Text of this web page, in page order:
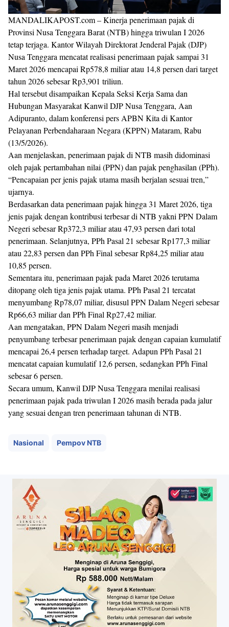
MANDALIKAPOST.com – Kinerja penerimaan pajak di
Provinsi Nusa Tenggara Barat (NTB) hingga triwulan I 2026
tetap terjaga. Kantor Wilayah Direktorat Jenderal Pajak (DJP)
Nusa Tenggara mencatat realisasi penerimaan pajak sampai 31
Maret 2026 mencapai Rp578,8 miliar atau 14,8 persen dari target
tahun 2026 sebesar Rp3,901 triliun.
Hal tersebut disampaikan Kepala Seksi Kerja Sama dan
Hubungan Masyarakat Kanwil DJP Nusa Tenggara, Aan
Adipuranto, dalam konferensi pers APBN Kita di Kantor
Pelayanan Perbendaharaan Negara (KPPN) Mataram, Rabu
(13/5/2026).
Aan menjelaskan, penerimaan pajak di NTB masih didominasi
oleh pajak pertambahan nilai (PPN) dan pajak penghasilan (PPh).
“Pencapaian per jenis pajak utama masih berjalan sesuai tren,”
ujarnya.
Berdasarkan data penerimaan pajak hingga 31 Maret 2026, tiga
jenis pajak dengan kontribusi terbesar di NTB yakni PPN Dalam
Negeri sebesar Rp372,3 miliar atau 47,93 persen dari total
penerimaan. Selanjutnya, PPh Pasal 21 sebesar Rp177,3 miliar
atau 22,83 persen dan PPh Final sebesar Rp84,25 miliar atau
10,85 persen.
Sementara itu, penerimaan pajak pada Maret 2026 terutama
ditopang oleh tiga jenis pajak utama. PPh Pasal 21 tercatat
menyumbang Rp78,07 miliar, disusul PPN Dalam Negeri sebesar
Rp66,63 miliar dan PPh Final Rp27,42 miliar.
Aan mengatakan, PPN Dalam Negeri masih menjadi
penyumbang terbesar penerimaan pajak dengan capaian kumulatif
mencapai 26,4 persen terhadap target. Adapun PPh Pasal 21
mencatat capaian kumulatif 12,6 persen, sedangkan PPh Final
sebesar 6 persen.
Secara umum, Kanwil DJP Nusa Tenggara menilai realisasi
penerimaan pajak pada triwulan I 2026 masih berada pada jalur
yang sesuai dengan tren penerimaan tahunan di NTB.
Nasional Pempov NTB